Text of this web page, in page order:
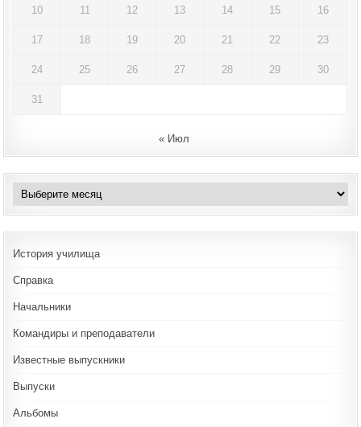
10 11 12 13 14 15 16
17 18 19 20 21 22 23
24 25 26 27 28 29 30
31
« Июл
Архивы
История училища
Справка
Начальники
Командиры и преподаватели
Известные выпускники
Выпуски
Альбомы